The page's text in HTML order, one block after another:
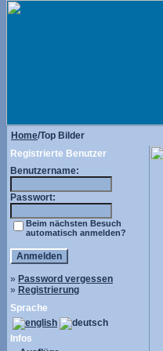
Home/Top Bilder
Registrierte Benutzer
Benutzername:
Passwort:
Beim nächsten Besuch
automatisch anmelden?
» Password vergessen
» Registrierung
Sprache
Infos